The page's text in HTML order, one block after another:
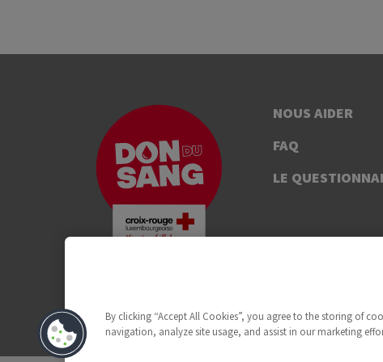
NOUS AIDER
FAQ
LE
By clicking “Accept All Cookies”, you agree to the storing of
navigation, analyze site usage, and assist in our marketing